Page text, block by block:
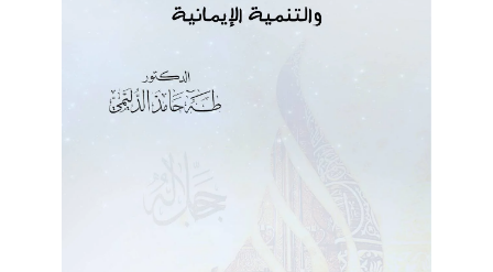
“وهذه صورة الرسالة التي أعطاها الملك أرتحشستا لعزرا الكاهن
الكاتب، كاتب كلام وصايا الرب وفرائضه على إسرائيل: من أرتحشستا
قبل الملك ومشيريه السبعة لأجل السؤال عن يهوذا وأورشليم حسب